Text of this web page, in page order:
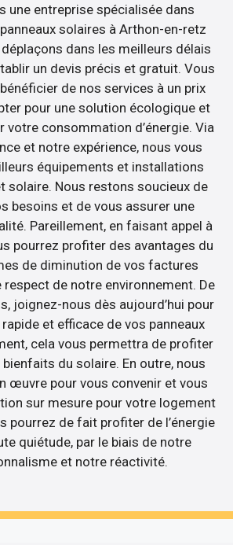
une entreprise spécialisée dans
solaires à Arthon-en-retz
dans les meilleurs délais
un devis précis et gratuit. Vous
de nos services à un prix
pour une solution écologique et
votre consommation d’énergie. Via
et notre expérience, nous vous
équipements et installations
solaire. Nous restons soucieux de
besoins et de vous assurer une
Pareillement, en faisant appel à
pourrez profiter des avantages du
de diminution de vos factures
respect de notre environnement. De
joignez-nous dès aujourd’hui pour
et efficace de vos panneaux
cela vous permettra de profiter
du solaire. En outre, nous
œuvre pour vous convenir et vous
sur mesure pour votre logement
pourrez de fait profiter de l’énergie
quiétude, par le biais de notre
et notre réactivité.